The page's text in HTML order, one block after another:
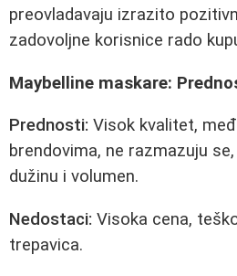
preovladavaju izrazito
zadovoljne korisnice rado
Maybelline maskare:
Prednosti: Visok kvalitet,
brendovima, ne razmazuju
dužinu i volumen.
Nedostaci: Visoka cena,
trepavica.